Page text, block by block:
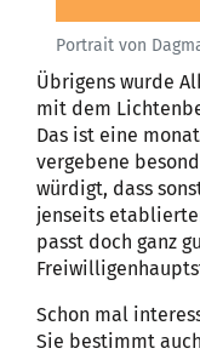
Portrait von
Übrigens wurde
mit dem
Das ist eine
vergebene
würdigt, dass
jenseits
passt doch ganz
Schon mal
Sie bestimmt